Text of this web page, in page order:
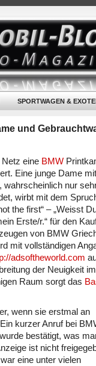
SPORTWAGEN &
und
eine BMW
Eine junge Dame mit
wahrscheinlich nur
wirbt mit dem
the first“ – „Weisst
Erste/r.“ für den
von BMW
mit vollständigen
adsoftheworld.com
der Neuigkeit im
Raum sorgt das
wenn sie erstmal an
kurzer Anruf bei
bestätigt, was
ist nicht
eine unter vielen